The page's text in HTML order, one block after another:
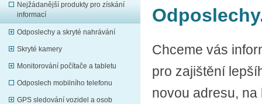
Nejžádanější produkty pro získání
informací
Odposlechy a skryté nahrávání
Skryté kamery
Monitorování počítače a tabletu
Odposlech mobilního telefonu
GPS sledování vozidel a osob
Chceme vás
pro zajištění
novou adresu,